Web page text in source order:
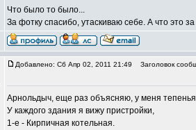
Что было то было...
За фотку спасибо, утаскиваю себе. А что это
Добавлено: Сб Апр 02, 2011 21:49 Заголовок
Арнольдыч, еще раз объясняю, у меня тепенья
У каждого здания я вижу пристройки,
1-е - Кирпичная котельная.